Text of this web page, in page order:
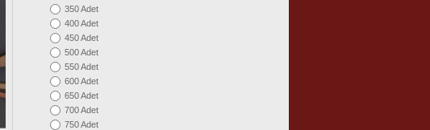
350 Adet
400 Adet
450 Adet
500 Adet
550 Adet
600 Adet
650 Adet
700 Adet
750 Adet